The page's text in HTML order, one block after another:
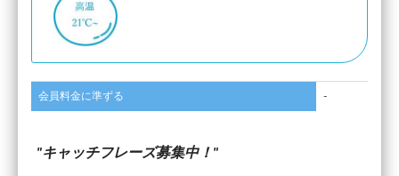
会員料金に準ずる -
キャッチフレーズ募集中！